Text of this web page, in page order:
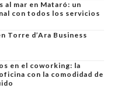
al mar en Mataró: un
con todos los servicios
Torre d’Ara Business
en el coworking: la
con la comodidad de